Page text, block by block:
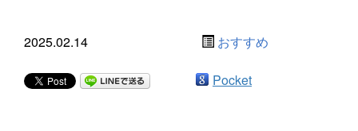
2025.02.14 おすすめ
Pocket